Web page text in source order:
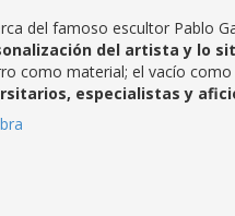
del famoso escultor Pablo
del artista y lo
como material; el vacío
especialistas y